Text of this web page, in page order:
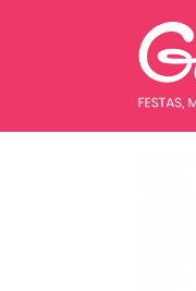
Pular para o